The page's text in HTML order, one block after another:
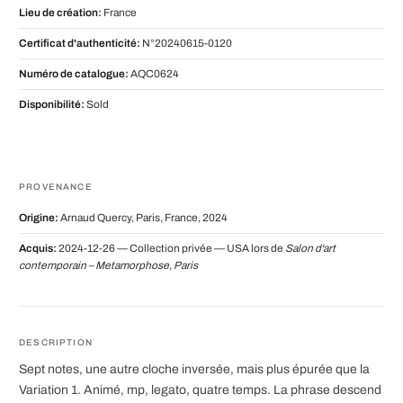
Lieu de création: France
Certificat d'authenticité: N°20240615-0120
Numéro de catalogue: AQC0624
Disponibilité: Sold
PROVENANCE
Origine: Arnaud Quercy, Paris, France, 2024
Acquis: 2024-12-26 — Collection privée — USA lors de Salon d'art
contemporain – Metamorphose, Paris
DESCRIPTION
Sept notes, une autre cloche inversée, mais plus épurée que la
Variation 1. Animé, mp, legato, quatre temps. La phrase descend